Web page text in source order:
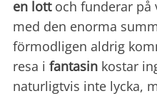
en lottoch funderar på
med den enorma
förmodligen aldrig
resa i fantasin kostar
naturligtvis inte lycka,